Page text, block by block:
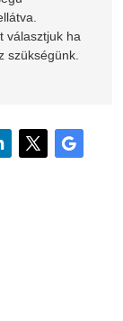
választjuk ha
szükségünk.